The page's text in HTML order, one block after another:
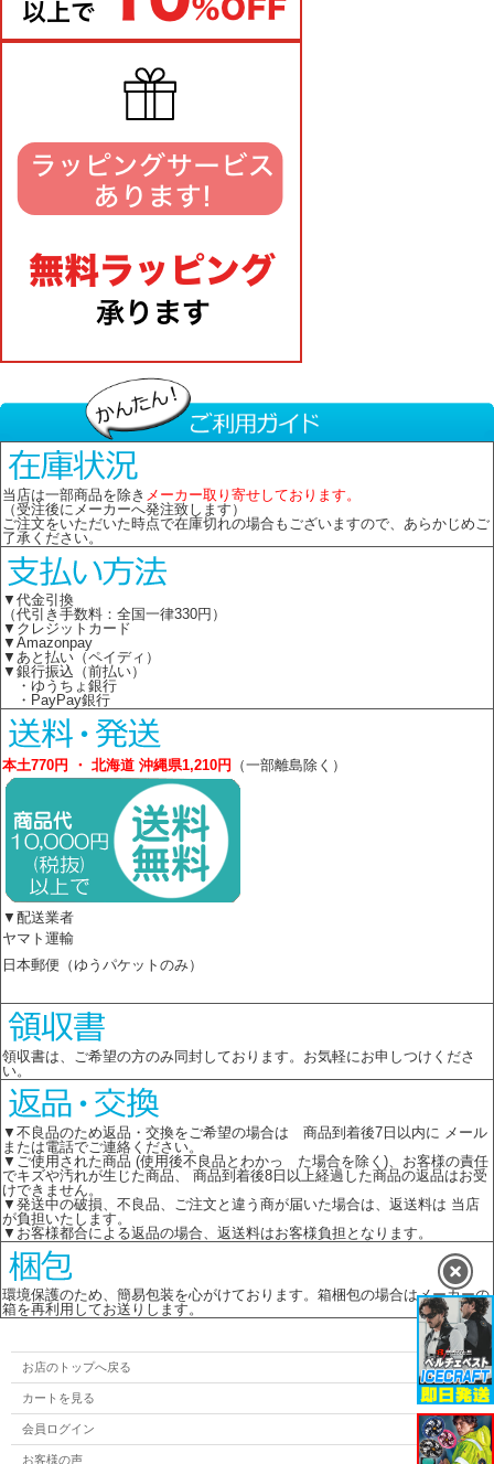
当店は一部商品を除き メーカー取り寄せしております。
（受注後にメーカーへ発注致します）
ご注文をいただいた時点で在庫切れの場合もございますので、あらかじめご
了承ください。
▼代金引換
（代引き手数料：全国一律330円）
▼クレジットカード
▼Amazonpay
▼あと払い（ペイディ）
▼銀行振込（前払い）
・ゆうちょ銀行
・PayPay銀行
本土770円 ・ 北海道 沖縄県1,210円 （一部離島除く）
▼配送業者
ヤマト運輸
日本郵便（ゆうパケットのみ）
領収書は、ご希望の方のみ同封しております。お気軽にお申しつけくださ
い。
▼不良品のため返品・交換をご希望の場合は 商品到着後7日以内に メール
または電話でご連絡ください。
▼ご使用された商品 (使用後不良品とわかっ た場合を除く)、お客様の責任
でキズや汚れが生じた商品、 商品到着後8日以上経過した商品の返品はお受
けできません。
▼発送中の破損、不良品、ご注文と違う商が届いた場合は、返送料は 当店
が負担いたします。
▼お客様都合による返品の場合、返送料はお客様負担となります。
環境保護のため、簡易包装を心がけております。箱梱包の場合はメーカーの
箱を再利用してお送りします。
お店のトップへ戻る
カートを見る
会員ログイン
お客様の声